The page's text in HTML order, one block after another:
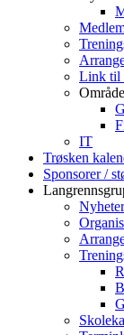
Link til
IT
Trøsken
Sponsorer /